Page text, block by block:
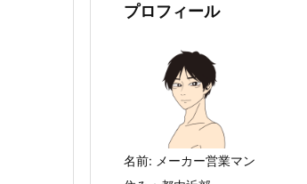
プロフィール
名前: メーカー営業マン